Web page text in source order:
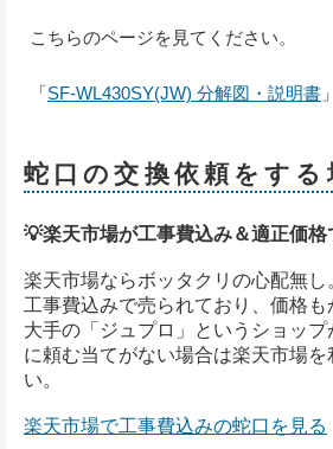
こちらのページを見てください。
「SF-WL430SY(JW) 分解図・説明書 」
蛇口の交換依頼をする
💡楽天市場が工事費込み＆適正価格
楽天市場ならボッタクリの心配無し
工事費込みで売られており、価格も
大手の「ジュプロ」というショッ
に頼む当てがない場合は楽天市場を
い。
楽天市場で工事費込みの蛇口を見る